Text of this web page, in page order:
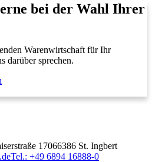
bei der Wahl Ihrer
Warenwirtschaft für Ihr
darüber sprechen.
17066386 St. Ingbert
Tel.: +49 6894 16888-0